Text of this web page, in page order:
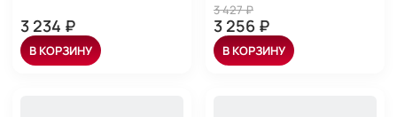
3 234 ₽
В КОРЗИНУ
3 427 ₽
3 256 ₽
В КОРЗИНУ